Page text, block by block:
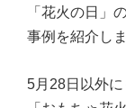
「花火の日」
事例を紹介しま
5月28日以外